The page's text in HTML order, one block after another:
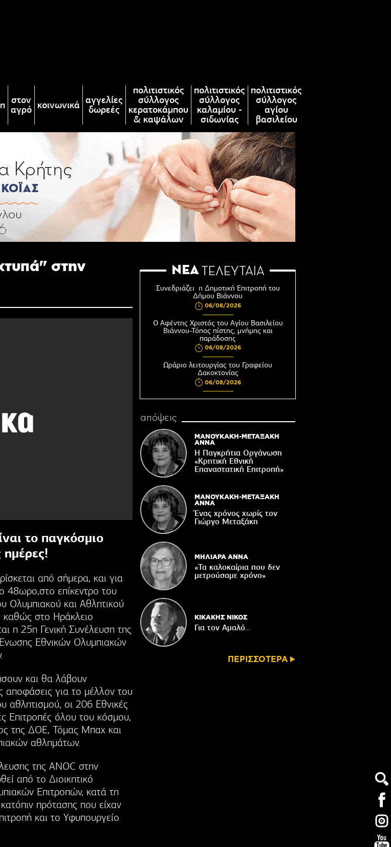
στον
αγρό κοινωνικά αγγελίες
δωρεές
πολιτιστικός
σύλλογος
κερατοκάμπου
& καψάλων
πολιτιστικός
σύλλογος
καλαμίου -
σιδωνίας
πολιτιστικός
σύλλογος
αγίου
βασιλείου
στην
το παγκόσμιο
ημέρες!
από σήμερα, και για
48ωρο,στο επίκεντρο του
Ολυμπιακού και Αθλητικού
καθώς στο Ηράκλειο
η 25η Γενική Συνέλευση της
Εθνικών Ολυμπιακών
και θα λάβουν
αποφάσεις για το μέλλον του
αθλητισμού, οι 206 Εθνικές
Επιτροπές όλου του κόσμου,
της ΔΟΕ, Τόμας Μπαχ και
αθλημάτων.
της ANOC στην
από το Διοικητικό
Επιτροπών, κατά τη
πρότασης που είχαν
και το Υφυπουργείο
ΝΕΑ ΤΕΛΕΥΤΑΙΑ
Συνεδριάζει η Δημοτική Επιτροπή του
Δήμου Βιάννου
06/08/2026
Ο Αφέντης Χριστός του Αγίου Βασιλείου
Βιάννου-Τόπος πίστης, μνήμης και
παράδοσης
06/08/2026
Ωράριο λειτουργίας του Γραφείου
Δακοκτονίας
06/08/2026
Η 8η Γιορτή Μπανάνας στην Άρβη με τη
Νέος μετεωρολογικός σταθμός στον
οικισμό του Συκολόγου
05/08/2026
Κορυφώνονται οι «Τέχνες του Νότου»
Γιορτάζει ο Ιερός Ναός του Αφέντη Χριστού
στο Βαχό
04/08/2026
απόψεις
ΜΑΝΟΥΚΑΚΗ-ΜΕΤΑΞΑΚΗ
ΑΝΝΑ
Η Παγκρήτια Οργάνωση
«Κρητική Εθνική
Επαναστατική Eπιτροπή»
ΜΑΝΟΥΚΑΚΗ-ΜΕΤΑΞΑΚΗ
ΑΝΝΑ
Ένας χρόνος χωρίς τον
Γιώργο Μεταξάκη
ΜΗΛΙΑΡΑ ΑΝΝΑ
«Τα καλοκαίρια που δεν
μετρούσαμε χρόνο»
ΚΙΚΑΚΗΣ ΝΙΚΟΣ
Για τον Αμαλό…
ΠΕΡΙΣΣΟΤΕΡΑ